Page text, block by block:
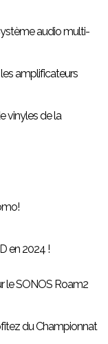
audio multi-
amplificateurs
vinyles de la
en 2024 !
le SONOS Roam2
du Championnat